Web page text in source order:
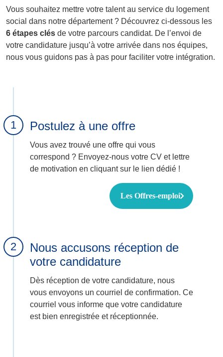
Vous souhaitez mettre votre talent au service du logement
social dans notre département ? Découvrez ci-dessous les
6 étapes clés de votre parcours candidat. De l’envoi de
votre candidature jusqu’à votre arrivée dans nos équipes,
nous vous guidons pas à pas pour faciliter votre intégration.
Postulez à une offre
Vous avez trouvé une offre qui vous
correspond ? Envoyez-nous votre CV et lettre
de motivation en cliquant sur le lien dédié !
Les Offres-emploi
Nous accusons réception de
votre candidature
Dès réception de votre candidature, nous
vous envoyons un courriel de confirmation. Ce
courriel vous informe que votre candidature
est bien enregistrée et réceptionnée.